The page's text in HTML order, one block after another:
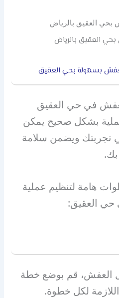
العقيق بالرياض
بسهولة بحي العقيق
في حي العقيق
بشكل صحيح يمكن
تجربتك ويضمن سلامة
هامة لتنظيم عملية
العقيق:
العفش، قم بوضع خطة
لكل خطوة.